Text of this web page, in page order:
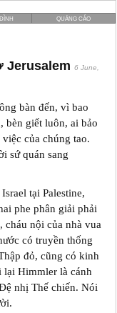
QUẢNG CÁO
Jerusalem 6 June,
bàn đến, vì bao
bèn giết luôn, ai bảo
của chúng tao.
sứ quán sang
tại Palestine,
phe phân giải phải
cháu nội của nhà vua
có truyền thống
đỏ, cũng có kinh
lại Himmler là cánh
nhị Thế chiến. Nói